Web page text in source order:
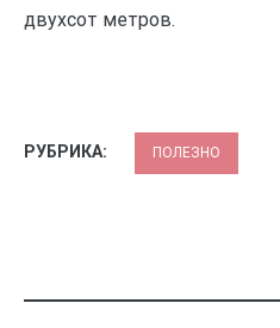
двухсот метров.
РУБРИКА: ПОЛЕЗНО